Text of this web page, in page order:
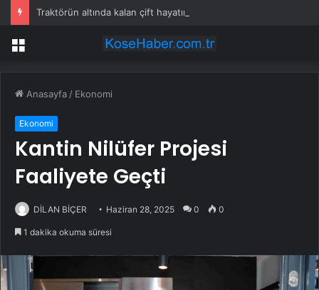
Traktörün altında kalan çift hayatını kaybetti
Menü
Anasayfa / Ekonomi
Ekonomi
Kantin Nilüfer Projesi
Faaliyete Geçti
DİLAN BİÇER Haziran 28, 2025 0 0
1 dakika okuma süresi